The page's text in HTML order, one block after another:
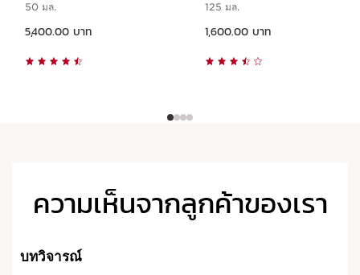
50 มล.
5,400.00 บาท
125 มล.
ราคาปัจจุบัน 1,600.00 บาท
1,600.00 บาท
ความเห็นจากลูกค้าของเรา